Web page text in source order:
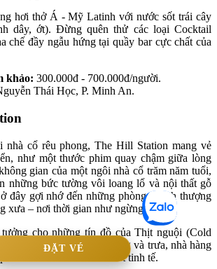
ĐẶT VÉ
hơi thở Á - Mỹ Latinh với nước sốt trái cây
dây, ớt). Đừng quên thử các loại Cocktail
chế đầy ngẫu hứng tại quầy bar cực chất của
khảo: 300.000đ - 700.000đ/người.
Thái Học, P. Minh An.
nhà cổ rêu phong, The Hill Station mang vẻ
như một thước phim quay chậm giữa lòng
gian của một ngôi nhà cổ trăm năm tuổi,
những bức tường vôi loang lổ và nội thất gỗ
đây gợi nhớ đến những phòng khách thượng
xưa – nơi thời gian như ngừng trôi.
cho những tín đồ của Thịt nguội (Cold
và Rượu vang. Buổi sáng và trưa, nhà hàng
và điểm tâm kiểu Âu rất tinh tế.